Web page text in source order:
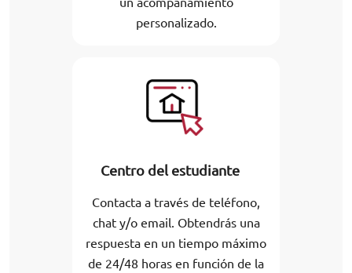
personalizado.
Centro del estudiante
Contacta a través de teléfono,
chat y/o email. Obtendrás una
respuesta en un tiempo máximo
de 24/48 horas en función de la